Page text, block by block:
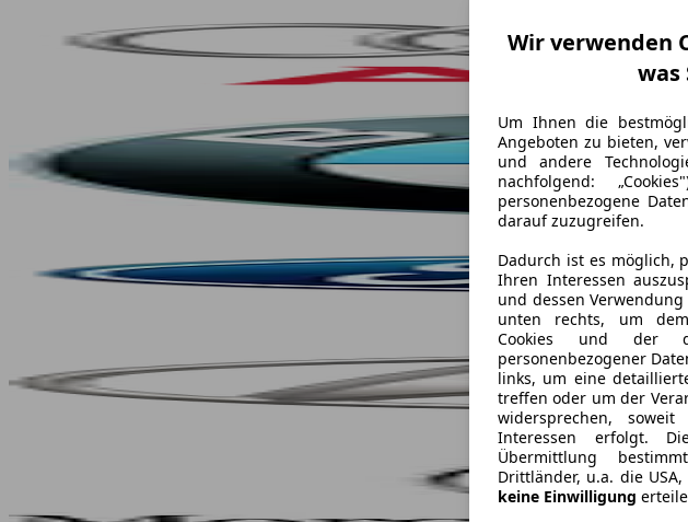
Wir verwenden
was
Um Ihnen die
Angeboten zu bieten,
und andere
nachfolgend:
personenbezogene
darauf zuzugreifen.
Dadurch ist es möglich,
Ihren Interessen
und dessen
unten rechts, um
Cookies und der
personenbezogener
links, um eine
treffen oder um der
widersprechen,
Interessen erfolgt.
Übermittlung
Drittländer, u.a. die USA,
keine Einwilligung